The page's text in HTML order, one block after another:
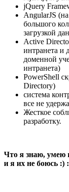
jQuery
AngularJS
большого
загрузкой
Active
интранета и
доменной
интранета)
PowerShell
Directory)
система
все не
Жесткое
разработку.
Что я знаю, умею
и я их не боюсь :) :